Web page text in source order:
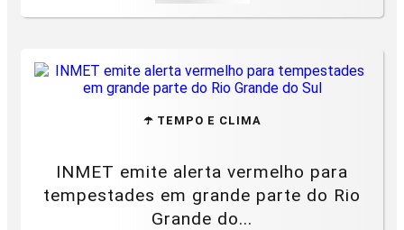
☂️ TEMPO E CLIMA
INMET emite alerta vermelho para
tempestades em grande parte do Rio
Grande do...